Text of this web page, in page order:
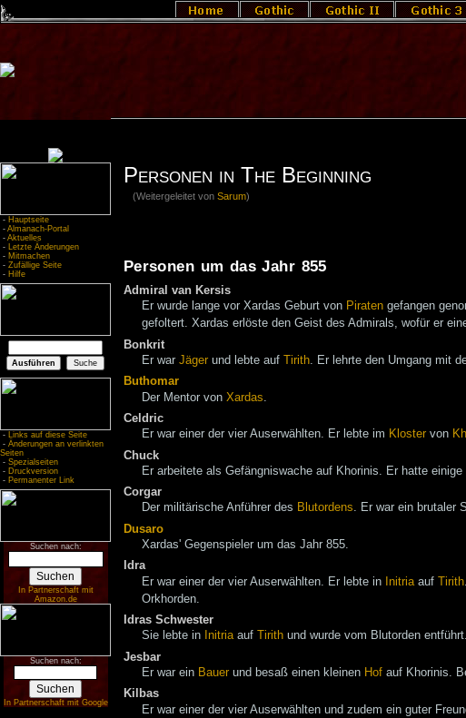
- Hauptseite
- Almanach-Portal
- Aktuelles
- Letzte Änderungen
- Mitmachen
- Zufällige Seite
- Hilfe
- Links auf diese Seite
- Änderungen an verlinkten
Seiten
- Spezialseiten
- Druckversion
- Permanenter Link
Suchen nach:
In Partnerschaft mit
Amazon.de
Suchen nach:
In Partnerschaft mit Google
Personen in The Beginning
(Weitergeleitet vonSarum)
Personen um das Jahr 855
Admiral van Kersis
Er wurde lange vor Xardas Geburt von Piraten gefangen
gefoltert. Xardas erlöste den Geist des Admirals, wofür er
Bonkrit
Er war Jäger und lebte auf Tirith. Er lehrte den Umgang mit
Buthomar
Der Mentor von Xardas
Celdric
Er war einer der vier Auserwählten. Er lebte im Kloster von
Chuck
Er arbeitete als Gefängniswache auf Khorinis. Er hatte einige
Corgar
Der militärische Anführer des Blutordens. Er war ein brutaler
Dusaro
Xardas' Gegenspieler um das Jahr 855.
Idra
Er war einer der vier Auserwählten. Er lebte in
Initria auf Tirith
Orkhorden.
Idras Schwester
Sie lebte in
Initriaauf Tirith und wurde vom Blutorden
Jesbar
Er war ein Bauer und besaß einen kleinen Hof auf Khorinis.
Kilbas
Er war einer der vier Auserwählten und zudem ein guter